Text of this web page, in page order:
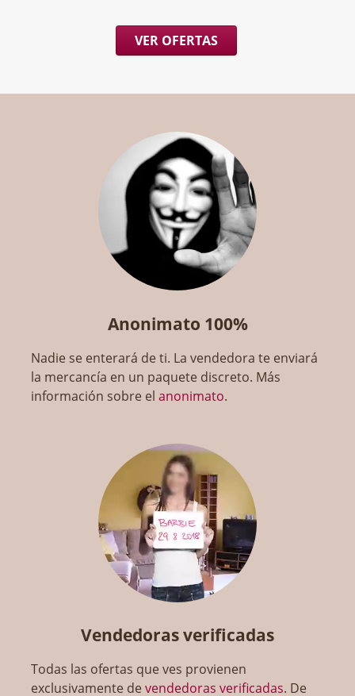
VER OFERTAS
Anonimato 100%
Nadie se enterará de ti. La vendedora te enviará
la mercancía en un paquete discreto. Más
información sobre elanonimato.
Vendedoras verificadas
Todas las ofertas que ves provienen
exclusivamente devendedoras verificadas. De